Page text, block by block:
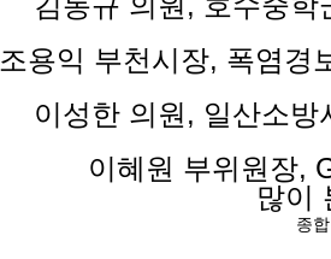
조용익 부천시장, 폭염경
이성한 의원, 일산소
이혜원 부위원장,
많이
종합